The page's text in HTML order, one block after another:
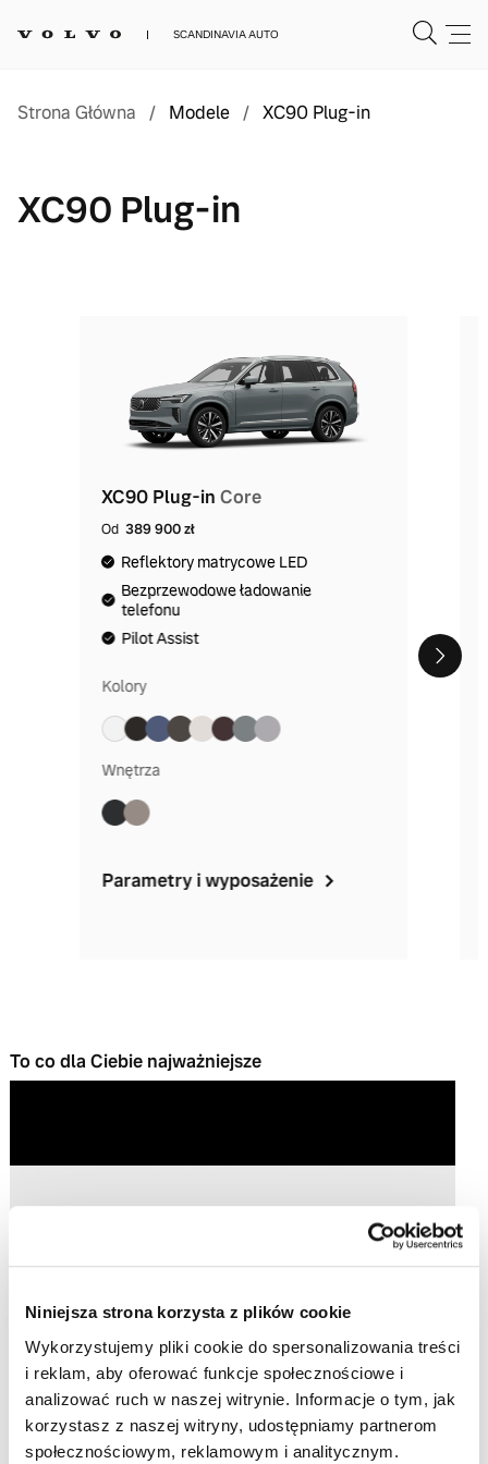
Niniejsza strona korzysta z plików cookie
Wykorzystujemy pliki cookie do spersonalizowania treści
i reklam, aby oferować funkcje społecznościowe i
analizować ruch w naszej witrynie. Informacje o tym, jak
korzystasz z naszej witryny, udostępniamy partnerom
społecznościowym, reklamowym i analitycznym.
SCANDINAVIA AUTO
Strona Główna / Modele / XC90 Plug-in
XC90 Plug-in
XC90 Plug-inCore
Od389 900 zł
Reflektory matrycowe LED
Bezprzewodowe ładowanie
telefonu
Pilot Assist
Kolory
Wnętrza
Parametry i wyposażenie
To co dla Ciebie najważniejsze
Play
Video